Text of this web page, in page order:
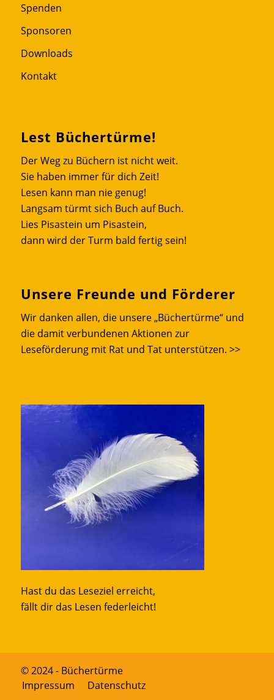
Spenden
Sponsoren
Downloads
Kontakt
Lest Büchertürme!
Der Weg zu Büchern ist nicht weit.
Sie haben immer für dich Zeit!
Lesen kann man nie genug!
Langsam türmt sich Buch auf Buch.
Lies Pisastein um Pisastein,
dann wird der Turm bald fertig sein!
Unsere Freunde und Förderer
Wir danken allen, die unsere „Büchertürme“ und
die damit verbundenen Aktionen zur
Leseförderung mit Rat und Tat unterstützen. >>
Hast du das Leseziel erreicht,
fällt dir das Lesen federleicht!
© 2024 - Büchertürme
Impressum
Datenschutz